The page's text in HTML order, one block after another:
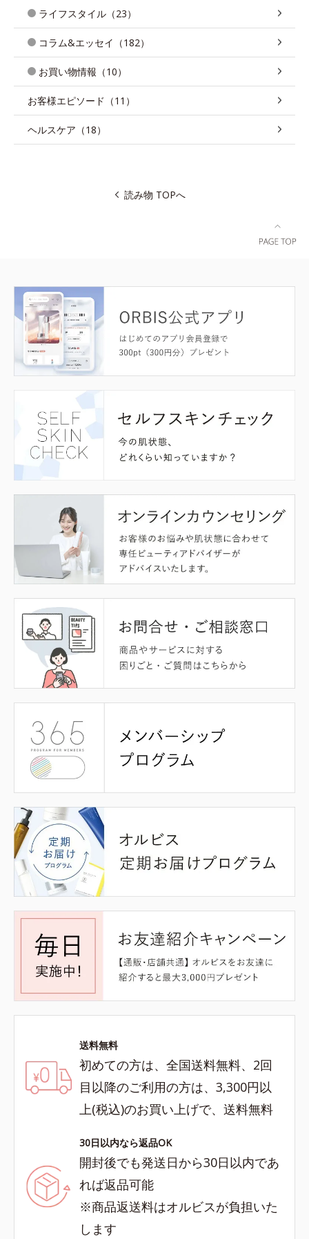
ライフスタイル（23）
コラム&エッセイ（182）
お買い物情報（10）
お客様エピソード（11）
ヘルスケア（18）
読み物 TOPへ
送料無料
初めての方は、全国送料無料、2回
目以降のご利用の方は、3,300円以
上(税込)のお買い上げで、送料無料
30日以内なら返品OK
開封後でも発送日から30日以内であ
れば返品可能
※商品返送料はオルビスが負担いた
します